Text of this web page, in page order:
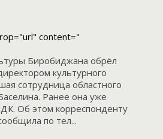
content="
Биробиджана обрёл
культурного
сотрудница областного
Ранее она уже
Об этом корреспонденту
по тел...